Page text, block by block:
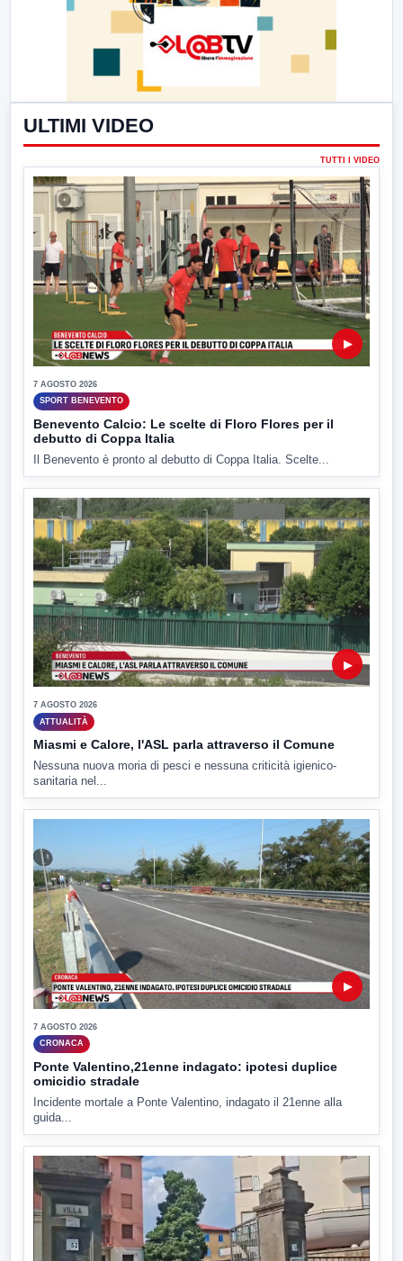
ULTIMI VIDEO
TUTTI I VIDEO
▶
7 AGOSTO 2026
SPORT BENEVENTO
Benevento Calcio: Le scelte di Floro Flores per il
debutto di Coppa Italia
Il Benevento è pronto al debutto di Coppa Italia. Scelte...
▶
7 AGOSTO 2026
ATTUALITÀ
Miasmi e Calore, l'ASL parla attraverso il Comune
Nessuna nuova moria di pesci e nessuna criticità igienico-
sanitaria nel...
▶
7 AGOSTO 2026
CRONACA
Ponte Valentino,21enne indagato: ipotesi duplice
omicidio stradale
Incidente mortale a Ponte Valentino, indagato il 21enne alla
guida...